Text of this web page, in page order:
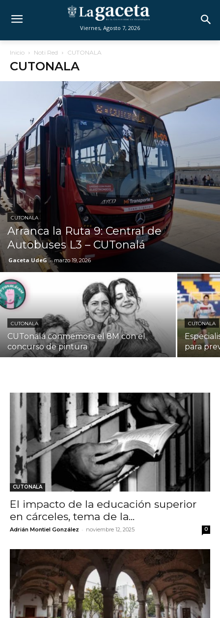
Viernes, Agosto 7, 2026
Inicio Noti Red CUTONALA
CUTONALA
CUTONALA
Arranca la Ruta 9: Central de
Autobuses L3 – CUTonalá
Gaceta UdeG - marzo 19, 2026
CUTONALA
CUTonalá conmemora el 8M con el
concurso de pintura
CUTONALA
para
CUTONALA
El impacto de la educación superior
en cárceles, tema de la...
Adrián Montiel González - noviembre 12, 2025 0